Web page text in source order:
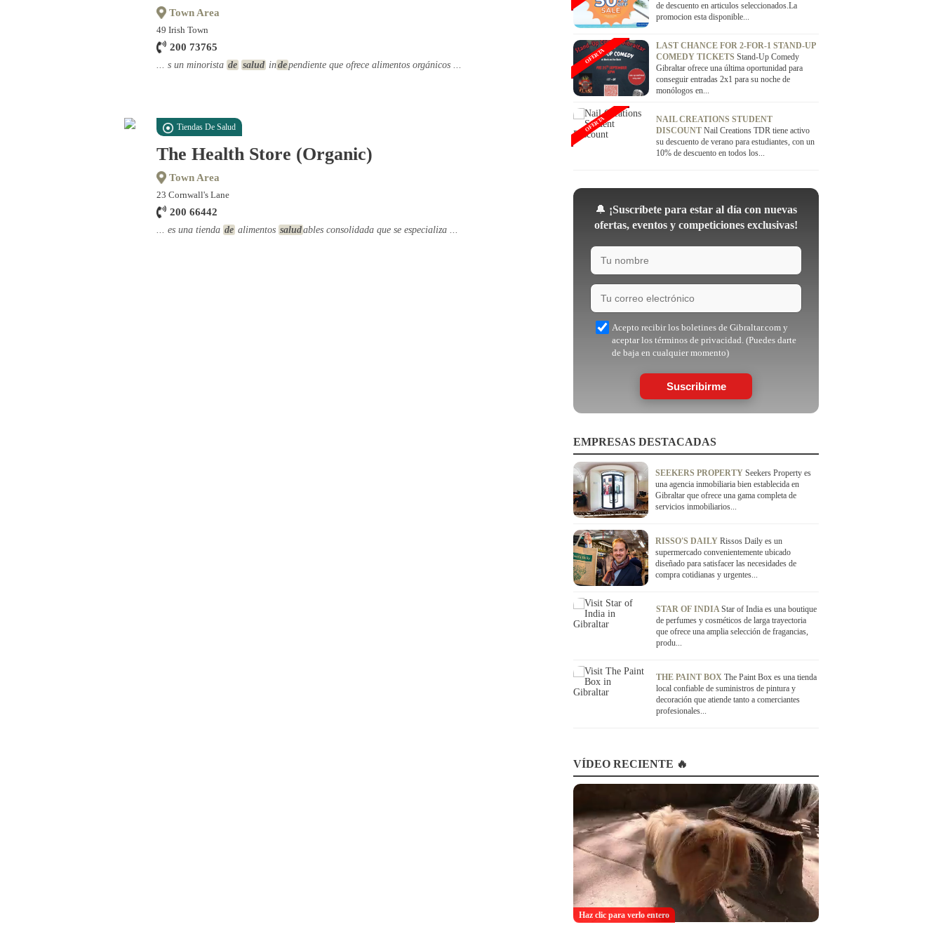
de descuento en articulos seleccionados.La
promocion esta disponible...
LAST CHANCE FOR 2-FOR-1 STAND-UP
COMEDY TICKETS Stand-Up Comedy
Gibraltar ofrece una última oportunidad para
conseguir entradas 2x1 para su noche de
monólogos en...
OFERTA
NAIL CREATIONS STUDENT
DISCOUNT Nail Creations TDR tiene activo
su descuento de verano para estudiantes, con un
10% de descuento en todos los...
OFERTA
🔔 ¡Suscríbete para estar al día con nuevas
ofertas, eventos y competiciones exclusivas!
Acepto recibir los boletines de Gibraltar.com y
aceptar los términos de privacidad. (Puedes darte
de baja en cualquier momento)
Suscribirme
EMPRESAS DESTACADAS
SEEKERS PROPERTY Seekers Property es
una agencia inmobiliaria bien establecida en
Gibraltar que ofrece una gama completa de
servicios inmobiliarios...
RISSO'S DAILY Rissos Daily es un
supermercado convenientemente ubicado
diseñado para satisfacer las necesidades de
compra cotidianas y urgentes...
STAR OF INDIAStar of India es una boutique
de perfumes y cosméticos de larga trayectoria
que ofrece una amplia selección de fragancias,
produ...
THE PAINT BOX The Paint Box es una tienda
local confiable de suministros de pintura y
decoración que atiende tanto a comerciantes
profesionales...
VÍDEO RECIENTE 🔥
Haz clic para verlo entero
Town Area
49 Irish Town
200 73765
... s un minorista de salud independiente que ofrece alimentos orgánicos ...
Tiendas De Salud
The Health Store (Organic)
Town Area
23 Cornwall's Lane
200 66442
... es una tienda de alimentos saludables consolidada que se especializa ...